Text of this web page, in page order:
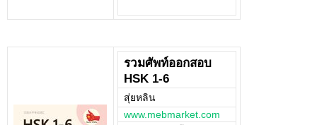
รวมศัพท์ออกสอบ
HSK 1-6
สุ่ยหลิน
www.mebmarket.com